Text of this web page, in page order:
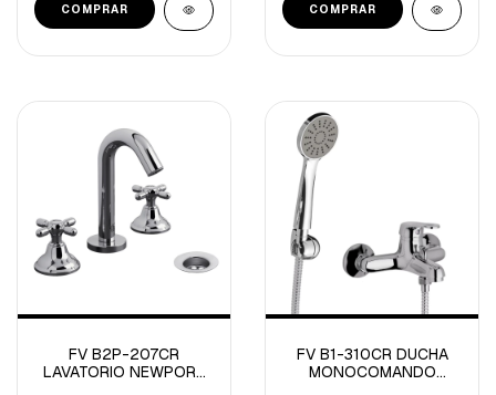
FV B2P-207CR
LAVATORIO NEWPORT
FV B1-310CR DUCHA
MONOCOMANDO